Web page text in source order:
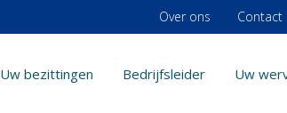
Uw bezittingen Bedrijfsleider Uw
Over ons Contact